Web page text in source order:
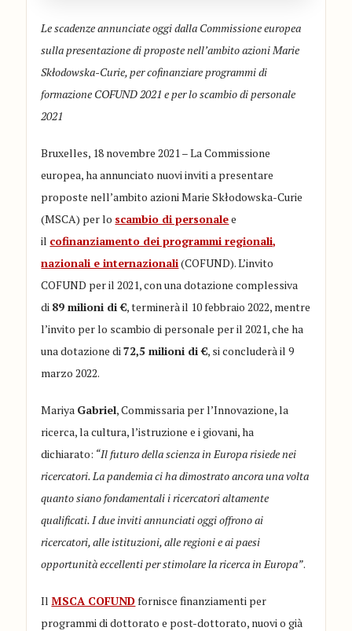
Le scadenze annunciate oggi dalla Commissione europea
sulla presentazione di proposte nell’ambito azioni Marie
Skłodowska-Curie, per cofinanziare programmi di
formazione COFUND 2021 e per lo scambio di personale
2021
Bruxelles, 18 novembre 2021 – La Commissione
europea, ha annunciato nuovi inviti a presentare
proposte nell’ambito azioni Marie Skłodowska-Curie
(MSCA) per lo scambio di personalee
il cofinanziamento dei programmi regionali,
nazionali e internazionali(COFUND). L’invito
COFUND per il 2021, con una dotazione complessiva
di 89 milioni di €, terminerà il 10 febbraio 2022, mentre
l’invito per lo scambio di personale per il 2021, che ha
una dotazione di72,5 milioni di €, si concluderà il 9
marzo 2022.
Mariya Gabriel, Commissaria per l’Innovazione, la
ricerca, la cultura, l’istruzione e i giovani, ha
dichiarato: “Il futuro della scienza in Europa risiede nei
ricercatori. La pandemia ci ha dimostrato ancora una volta
quanto siano fondamentali i ricercatori altamente
qualificati. I due inviti annunciati oggi offrono ai
ricercatori, alle istituzioni, alle regioni e ai paesi
opportunità eccellenti per stimolare la ricerca in Europa”.
IlMSCA COFUNDfornisce finanziamenti per
programmi di dottorato e post-dottorato, nuovi o già